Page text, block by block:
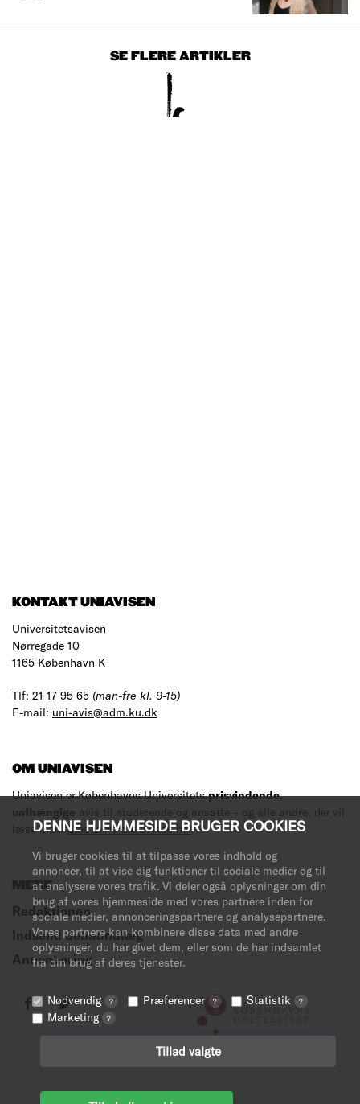
DENNE HJEMMESIDE BRUGER COOKIES
Vi bruger cookies til at tilpasse vores indhold og
annoncer, til at vise dig funktioner til sociale medier og til
at analysere vores trafik. Vi deler også oplysninger om din
brug af vores hjemmeside med vores partnere inden for
sociale medier, annonceringspartnere og analysepartnere.
Vores partnere kan kombinere disse data med andre
oplysninger, du har givet dem, eller som de har indsamlet
fra din brug af deres tjenester.
Nødvendig ? Præferencer ? Statistik ?
Marketing ?
Tillad valgte
SE FLERE ARTIKLER
KONTAKT UNIAVISEN
Universitetsavisen
Nørregade 10
1165 København K
Tlf: 21 17 95 65 (man-fre kl. 9-15)
E-mail: uni-avis@adm.ku.dk
OM UNIAVISEN
Uniavisen er Københavns Universitetsprisvindende,
uafhængige avis til studerende og ansatte – og alle andre, der vil
læse med.Læs mere om avisen her.
MERE
Redaktionen
Indsend debatindlæg
Annoncering